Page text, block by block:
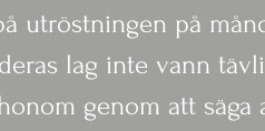
utröstningen på
lag inte vann
genom att